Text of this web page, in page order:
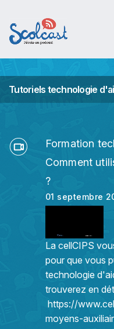
Tutoriels technologie
Formation
Comment
?
01 septembre
La cellCIPS
pour que vous
technologie
trouverez en
https://
moyens-